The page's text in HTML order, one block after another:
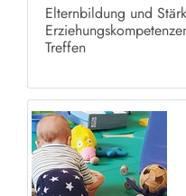
Elternbildung und
Treffen